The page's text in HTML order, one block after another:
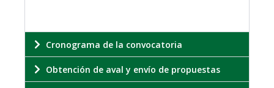
Cronograma de la convocatoria
Obtención de aval y envío de propuestas